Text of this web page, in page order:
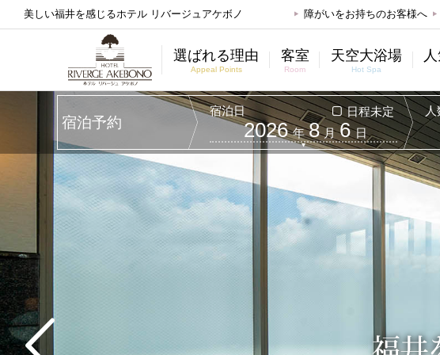
美しい福井を感じるホテル リバージュアケボノ 障がいをお持ちのお客様へ
選ばれる理由
Appeal Points
客室
Room
天空大浴場
Hot Spa
宿泊予約
宿泊日
2026 年 8 月 6 日
日程未定 人